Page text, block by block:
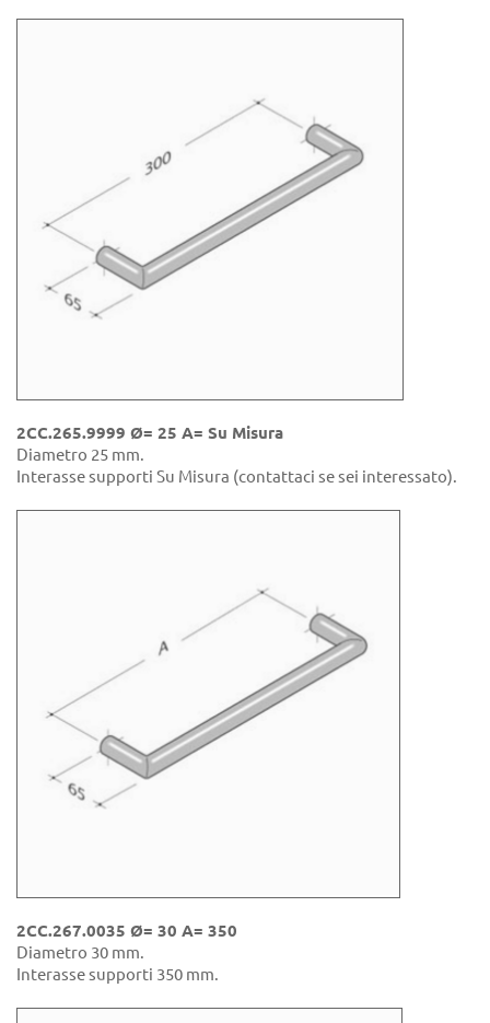
2CC.265.9999 Ø= 25 A= Su Misura
Diametro 25 mm.
Interasse supporti Su Misura (contattaci se sei interessato).
2CC.267.0035 Ø= 30 A= 350
Diametro 30 mm.
Interasse supporti 350 mm.